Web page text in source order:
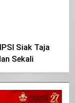
Siak Taja
Sekali